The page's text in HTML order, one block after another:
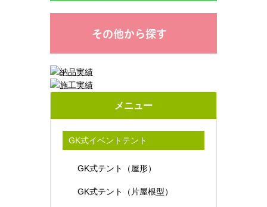
その他から探す
メニュー
GK式イベントテント
GK式テント（屋形）
GK式テント（片屋根型）